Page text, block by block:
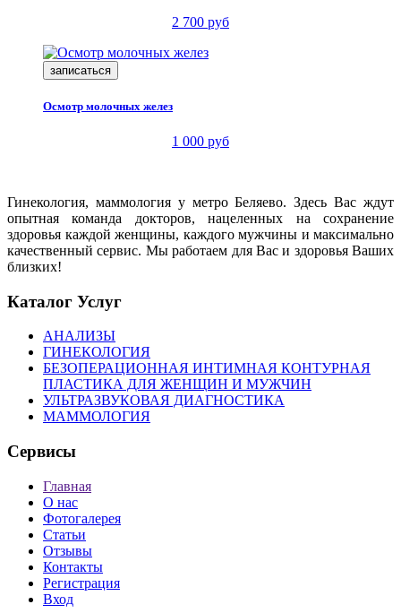
2 700 руб
записаться
Осмотр молочных желез
1 000 руб
Гинекология, маммология у метро Беляево. Здесь Вас ждут
опытная команда докторов, нацеленных на сохранение
здоровья каждой женщины, каждого мужчины и максимально
качественный сервис. Мы работаем для Вас и здоровья Ваших
близких!
Каталог Услуг
АНАЛИЗЫ
ГИНЕКОЛОГИЯ
БЕЗОПЕРАЦИОННАЯ ИНТИМНАЯ КОНТУРНАЯ
ПЛАСТИКА ДЛЯ ЖЕНЩИН И МУЖЧИН
УЛЬТРАЗВУКОВАЯ ДИАГНОСТИКА
МАММОЛОГИЯ
Сервисы
Главная
О нас
Фотогалерея
Статьи
Отзывы
Контакты
Регистрация
Вход